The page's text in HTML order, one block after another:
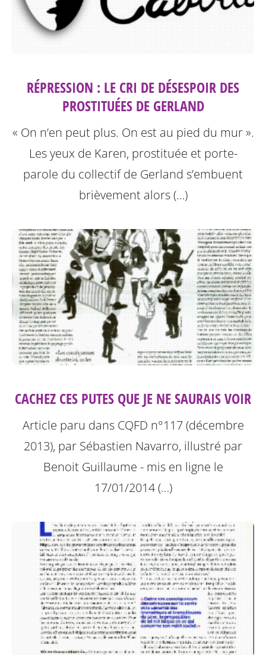
RÉPRESSION : LE CRI DE DÉSESPOIR DES
PROSTITUÉES DE GERLAND
« On n’en peut plus. On est au pied du mur ».
Les yeux de Karen, prostituée et porte-
parole du collectif de Gerland s’embuent
brièvement alors (…)
CACHEZ CES PUTES QUE JE NE SAURAIS VOIR
Article paru dans CQFD n°117 (décembre
2013), par Sébastien Navarro, illustré par
Benoit Guillaume - mis en ligne le
17/01/2014 (…)